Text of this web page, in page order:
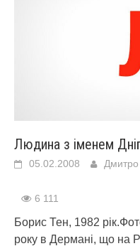
Людина з іменем
05.02.2008 Дмитро
6 111
Борис Тен, 1982
року в Дермані, що на